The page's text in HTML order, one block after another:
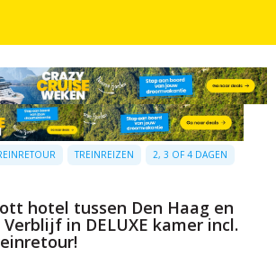
TREINREIZEN
2, 3 OF 4 DAGEN
hotel tussen Den Haag en
in DELUXE kamer incl.